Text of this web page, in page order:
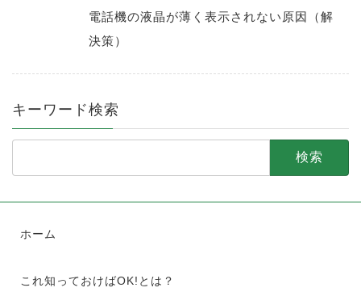
電話機の液晶が薄く表示されない原因（解
決策）
キーワード検索
索:
ホーム
これ知っておけばOK!とは？